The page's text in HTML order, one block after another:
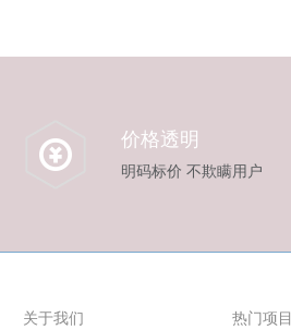
价格透明
明码标价 不欺瞒用户
关于我们 热门项目